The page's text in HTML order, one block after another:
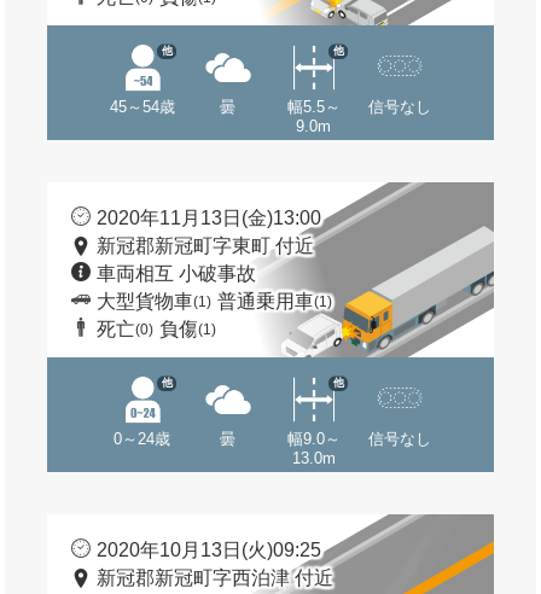
45～54歳
他
曇
幅5.5～
9.0m
他
信号なし
2020年11月13日(金)13:00
新冠郡新冠町字東町 付近
車両相互 小破事故
大型貨物車(1) 普通乗用車(1)
死亡(0) 負傷(1)
0～24歳
他
曇
幅9.0～
13.0m
他
信号なし
2020年10月13日(火)09:25
新冠郡新冠町字西泊津 付近